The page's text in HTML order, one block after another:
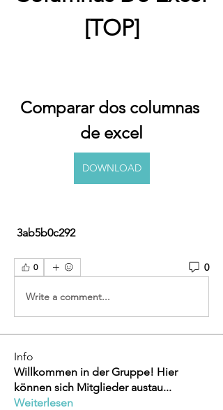
[TOP]
Comparar dos columnas
de excel
DOWNLOAD
3ab5b0c292
0 0
Write a comment...
Info
Willkommen in der Gruppe! Hier
können sich Mitglieder austau...
Weiterlesen